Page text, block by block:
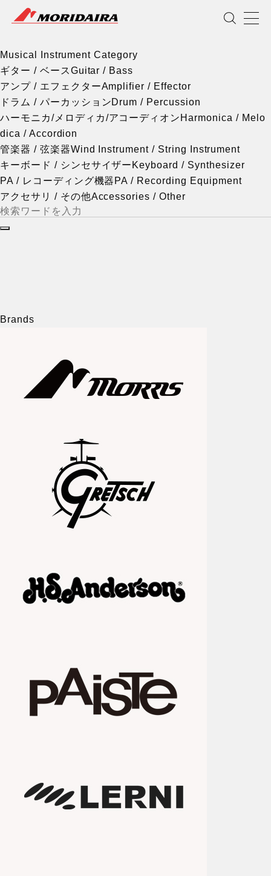
Musical Instrument Category
Scroll
Musical Instrument Category
ギター / ベースGuitar / Bass
アンプ / エフェクターAmplifier / Effector
ドラム / パーカッションDrum / Percussion
ハーモニカ/メロディカ/アコーディオン Harmonica / Melo
dica / Accordion
管楽器 / 弦楽器Wind Instrument / String Instrument
キーボード / シンセサイザー Keyboard / Synthesizer
PA / レコーディング機器 PA / Recording Equipment
アクセサリ / その他Accessories / Other
Brands